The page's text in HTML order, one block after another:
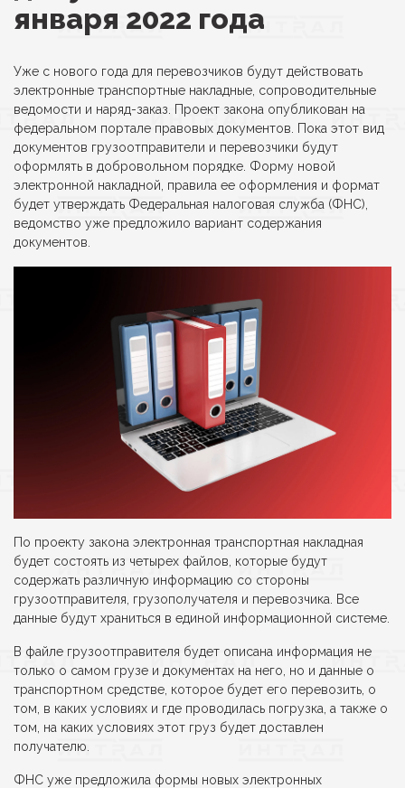
января 2022 года
Уже с нового года для перевозчиков будут действовать
электронные транспортные накладные, сопроводительные
ведомости и наряд-заказ. Проект закона опубликован на
федеральном портале правовых документов. Пока этот вид
документов грузоотправители и перевозчики будут
оформлять в добровольном порядке. Форму новой
электронной накладной, правила ее оформления и формат
будет утверждать Федеральная налоговая служба (ФНС),
ведомство уже предложило вариант содержания
документов.
По проекту закона электронная транспортная накладная
будет состоять из четырех файлов, которые будут
содержать различную информацию со стороны
грузоотправителя, грузополучателя и перевозчика. Все
данные будут храниться в единой информационной системе.
В файле грузоотправителя будет описана информация не
только о самом грузе и документах на него, но и данные о
транспортном средстве, которое будет его перевозить, о
том, в каких условиях и где проводилась погрузка, а также о
том, на каких условиях этот груз будет доставлен
получателю.
ФНС уже предложила формы новых электронных